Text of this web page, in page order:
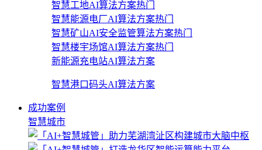
智慧工地AI算法方案热门
智慧能源电厂AI算法方案热门
智慧矿山AI安全监管算法方案热门
智慧楼宇场馆AI算法方案热门
新能源充电站AI算法方案
智慧港口码头AI算法方案
成功案例
智慧城市